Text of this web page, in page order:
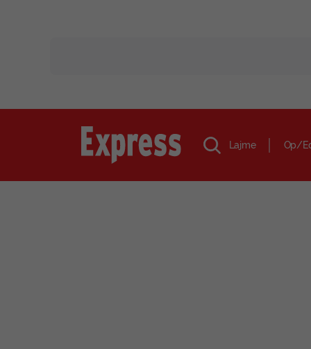
Lajme Op/